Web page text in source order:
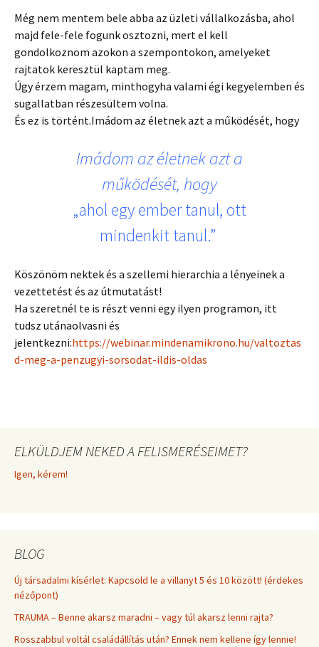
Még nem mentem bele abba az üzleti vállalkozásba, ahol
majd fele-fele fogunk osztozni, mert el kell
gondolkoznom azokon a szempontokon, amelyeket
rajtatok keresztül kaptam meg.
Úgy érzem magam, minthogyha valami égi kegyelemben és
sugallatban részesültem volna.
És ez is történt.Imádom az életnek azt a működését, hogy
Imádom az életnek azt a
működését, hogy
„ahol egy ember tanul, ott
mindenkit tanul.”
Köszönöm nektek és a szellemi hierarchia a lényeinek a
vezettetést és az útmutatást!
Ha szeretnél te is részt venni egy ilyen programon, itt
tudsz utánaolvasni és
jelentkezni:https://webinar.mindenamikrono.hu/valtoztas
d-meg-a-penzugyi-sorsodat-ildis-oldas
ELKÜLDJEM NEKED A FELISMERÉSEIMET?
Igen, kérem!
BLOG
Új társadalmi kísérlet: Kapcsold le a villanyt 5 és 10 között! (érdekes
nézőpont)
TRAUMA – Benne akarsz maradni – vagy túl akarsz lenni rajta?
Rosszabbul voltál családállítás után? Ennek nem kellene így lennie!